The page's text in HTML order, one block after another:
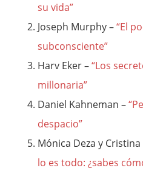
su vida”
Joseph Murphy –“El
subconsciente”
Harv Eker –“Los
millonaria”
Daniel Kahneman –
despacio”
Mónica Deza y
lo es todo: ¿sabes